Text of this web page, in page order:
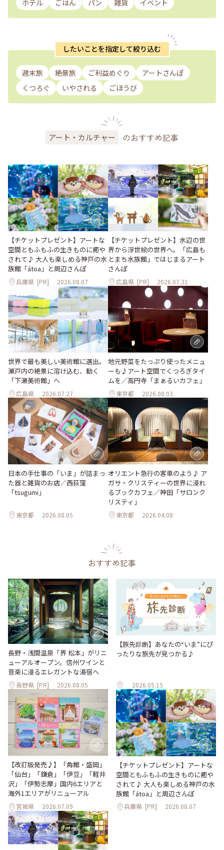
ホテル ごはん パン 雑貨 イベント
したいことを指定して絞り込む
週末旅 絶景旅 ご利益めぐり
アートさんぽ
くつろぐ
いやされる ごほうび
アート・カルチャー のおすすめ記事
【チケットプレゼント】アートな
空間ともふもふの生きものに癒や
されて♪ 大人も楽しめる神戸の水
族館「átoa」と周辺さんぽ
兵庫県 [PR] 2026.08.07
【チケットプレゼント】水辺の世
界から浮世絵の世界へ。「広島も
とまち水族館」ではじまるアート
さんぽ
広島県 [PR] 2026.07.31
世界で最も美しい美術館に選出。
瀬戸内の絶景に溶け込む、動く
「下瀬美術館」へ
広島県 2026.07.27
地元野菜をたっぷり使ったメニュ
ーも♪アート空間でくつろぎタイ
ムを／高円寺「まぁるいカフェ」
東京都 2026.08.03
日本の手仕事の「いま」が詰まっ
た器と雑貨のお店／西荻窪
「tsugumi」
東京都 2026.08.05
オリエント急行の客車のよう♪ ア
ガサ・クリスティーの世界に浸れ
るブックカフェ／神田「サロンク
リスティ」
東京都 2026.04.08
おすすめ記事
長野・浅間温泉「界 松本」がリニ
ューアルオープン。信州ワインと
音楽に浸るエレガントな湯宿へ
長野県 [PR] 2026.08.05
【旅先診断】あなたの“いま”にぴ
ったりな旅先が見つかる♪
2026.05.15
【改訂版発売♪】「角館・盛岡」
「仙台」「鎌倉」「伊豆」「軽井
沢」「伊勢志摩」国内6エリアと
海外1エリアがリニューアル
宮城県 2026.07.09
【チケットプレゼント】アートな
空間ともふもふの生きものに癒や
されて♪ 大人も楽しめる神戸の水
族館「átoa」と周辺さんぽ
兵庫県 [PR] 2026.08.07